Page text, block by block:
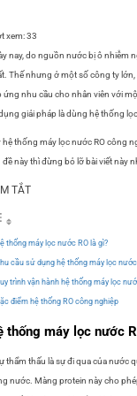
xem:33
nay, do nguồn nước bị ô nhiễm
Thế nhưng ở một số công ty
ứng nhu cầu cho nhân viên với
giải pháp là dùng hệ thống
hệ thống máy lọc nước RO công
đề này thì đừng bỏ lỡ bài viết này
TẮT
thống máy lọc nước RO là gì?
cầu sử dụng hệ thống máy lọc
trình vận hành hệ thống máy lọc
điểm hệ thống RO công nghiệp
thống máy lọc nước
thấu là sự đi qua của nước
nước. Màng protein này cho